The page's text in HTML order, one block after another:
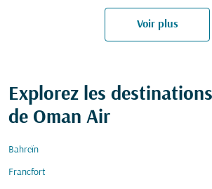
Voir plus
Explorez les
de Oman Air
Bahreïn
Francfort